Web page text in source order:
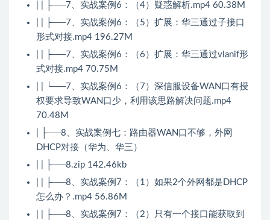
| | ├──7、实战案例6：（4）疑惑解析.mp4 60.38M
| | ├──7、实战案例6：（5）扩展：华三通过子接口
形式对接.mp4 196.27M
| | ├──7、实战案例6：（6）扩展：华三通过vlanif形
式对接.mp4 70.75M
| | └──7、实战案例6：（7）深信服设备WAN口有授
权要求导致WAN口少，利用该思路解决问题.mp4
70.48M
| ├──8、实战案例七：路由器WAN口不够，外网
DHCP对接（华为、华三）
| | ├──8.zip 142.46kb
| | ├──8、实战案例7：（1）如果2个外网都是DHCP
怎么办？.mp4 56.86M
| | ├──8、实战案例7：（2）只有一个接口能获取到